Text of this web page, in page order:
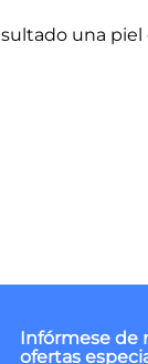
una
Infórmese de
ofertas